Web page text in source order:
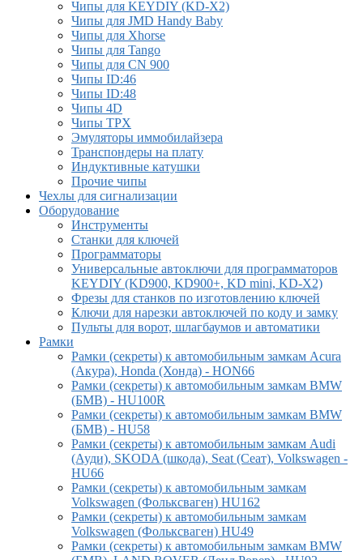
Чипы для KEYDIY (KD-X2)
Чипы для JMD Handy Baby
Чипы для Xhorse
Чипы для Tango
Чипы для CN 900
Чипы ID:46
Чипы ID:48
Чипы 4D
Чипы TPX
Эмуляторы иммобилайзера
Транспондеры на плату
Индуктивные катушки
Прочие чипы
Чехлы для сигнализации
Оборудование
Инструменты
Cтанки для ключей
Программаторы
Универсальные автоключи для программаторов
KEYDIY (KD900, KD900+, KD mini, KD-X2)
Фрезы для станков по изготовлению ключей
Ключи для нарезки автоключей по коду и замку
Пульты для ворот, шлагбаумов и автоматики
Рамки
Рамки (секреты) к автомобильным замкам Acura
(Акура), Honda (Хонда) - HON66
Рамки (секреты) к автомобильным замкам BMW
(БМВ) - HU100R
Рамки (секреты) к автомобильным замкам BMW
(БМВ) - HU58
Рамки (секреты) к автомобильным замкам Audi
(Ауди), SKODA (шкода), Seat (Сеат), Volkswagen -
HU66
Рамки (секреты) к автомобильным замкам
Volkswagen (Фольксваген) HU162
Рамки (секреты) к автомобильным замкам
Volkswagen (Фольксваген) HU49
Рамки (секреты) к автомобильным замкам BMW